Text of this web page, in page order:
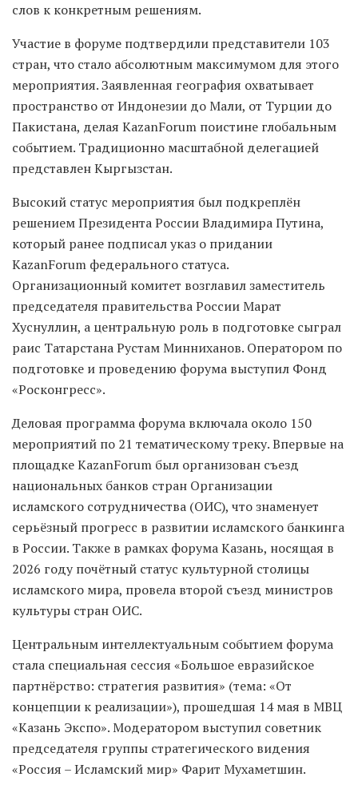
слов к конкретным решениям.
Участие в форуме подтвердили представители 103
стран, что стало абсолютным максимумом для этого
мероприятия. Заявленная география охватывает
пространство от Индонезии до Мали, от Турции до
Пакистана, делая KazanForum поистине глобальным
событием. Традиционно масштабной делегацией
представлен Кыргызстан.
Высокий статус мероприятия был подкреплён
решением Президента России Владимира Путина,
который ранее подписал указ о придании
KazanForum федерального статуса.
Организационный комитет возглавил заместитель
председателя правительства России Марат
Хуснуллин, а центральную роль в подготовке сыграл
раис Татарстана Рустам Минниханов. Оператором по
подготовке и проведению форума выступил Фонд
«Росконгресс».
Деловая программа форума включала около 150
мероприятий по 21 тематическому треку. Впервые на
площадке KazanForum был организован съезд
национальных банков стран Организации
исламского сотрудничества (ОИС), что знаменует
серьёзный прогресс в развитии исламского банкинга
в России. Также в рамках форума Казань, носящая в
2026 году почётный статус культурной столицы
исламского мира, провела второй съезд министров
культуры стран ОИС.
Центральным интеллектуальным событием форума
стала специальная сессия «Большое евразийское
партнёрство: стратегия развития» (тема: «От
концепции к реализации»), прошедшая 14 мая в МВЦ
«Казань Экспо». Модератором выступил советник
председателя группы стратегического видения
«Россия – Исламский мир» Фарит Мухаметшин.